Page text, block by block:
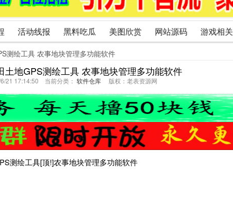
活动线报 黑料吃瓜 美图欣赏 网站源码 游戏相关
测绘工具 农事地块管理多功能软件
土地GPS测绘工具 农事地块管理多功能软件
21 17:14:50 当前分类： 软件仓库 版权：老表资源网
测绘工具[顶!]农事地块管理多功能软件